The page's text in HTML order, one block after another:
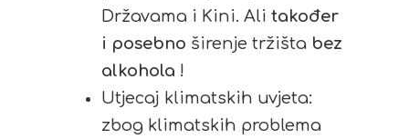
Državama i Kini. Ali također
i posebno širenje tržišta bez
alkohola !
Utjecaj klimatskih uvjeta:
zbog klimatskih problema